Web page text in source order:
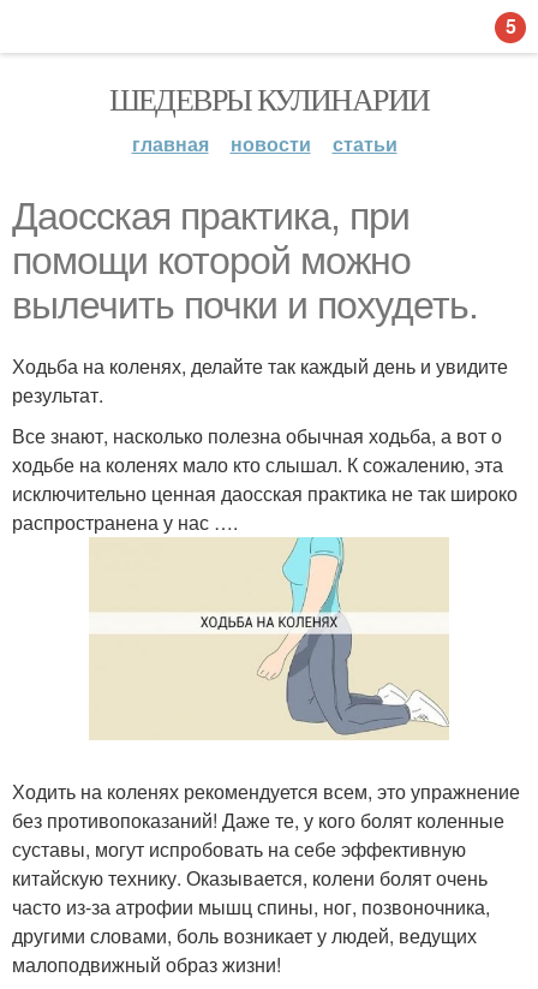
ШЕДЕВРЫ КУЛИНАРИИ
главная новости статьи
Даосская практика, при
помощи которой можно
вылечить почки и похудеть.
Ходьба на коленях, делайте так каждый день и увидите
результат.
Все знают, насколько полезна обычная ходьба, а вот о
ходьбе на коленях мало кто слышал. К сожалению, эта
исключительно ценная даосская практика не так широко
распространена у нас ….
Ходить на коленях рекомендуется всем, это упражнение
без противопоказаний! Даже те, у кого болят коленные
суставы, могут испробовать на себе эффективную
китайскую технику. Оказывается, колени болят очень
часто из-за атрофии мышц спины, ног, позвоночника,
другими словами, боль возникает у людей, ведущих
малоподвижный образ жизни!
5